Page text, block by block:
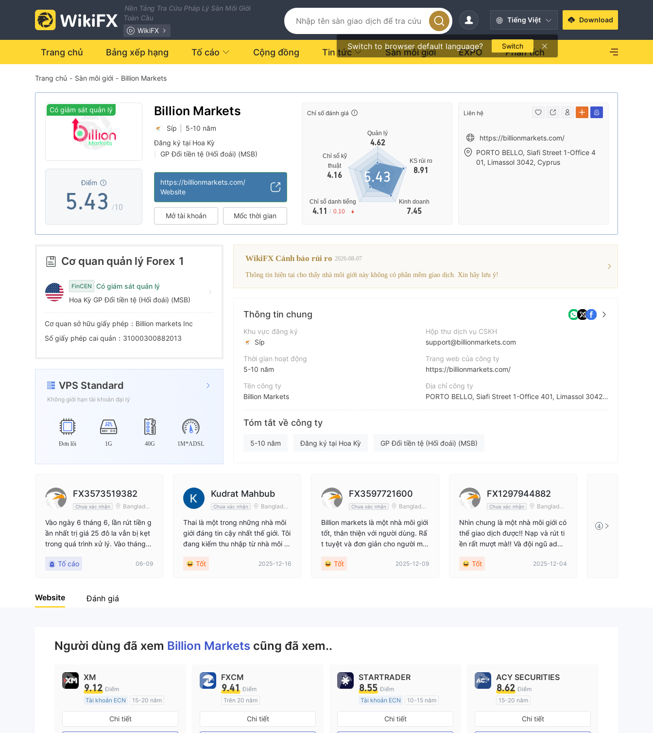
Nền Tảng Tra Cứu Pháp Lý Sàn Môi Giới
Toàn Cầu
WikiFX
Tiếng Việt
Switch to browser default language? Switch
Download
Trang chủ Bảng xếp hạng Tố cáo Cộng đồng Tin tức Sàn môi giới EXPO Phân tích
Trang chủ - Sàn môi giới - Billion Markets
Có giám sát quản lý
Điểm
0
1
2
3
4
5
6
7
8
9
.
0
1
2
3
4
5
6
7
8
9
0
1
2
3
4
5
6
7
8
9
/10
Billion Markets
Síp
5-10 năm
Đăng ký tại Hoa Kỳ
GP Đổi tiền tệ (Hối đoái) (MSB)
https://billionmarkets.com/
Website
Mở tài khoản Mốc thời gian
Chỉ số đánh giá
Quản lý
4.62
Chỉ số kỹ
thuật
4.16
Chỉ số danh tiếng
4.11 / 0.10
Kinh doanh
7.45
KS rủi ro
8.91
5.43
Liên hệ
https://billionmarkets.com/
PORTO BELLO, Siafi Street 1-Office 4
01, Limassol 3042, Cyprus
Cơ quan quản lý Forex 1
FinCEN
Có giám sát quản lý
Hoa Kỳ GP Đổi tiền tệ (Hối đoái) (MSB)
Cơ quan sở hữu giấy phép：Billion markets Inc
Số giấy phép cai quản：31000300882013
VPS Standard
Không giới hạn tài khoản đại lý
Đơn lõi 1G 40G 1M*ADSL
WikiFX Cảnh báo rủi ro 2026-08-07
Thông tin hiện tại cho thấy nhà môi giới này không có phần mềm giao dịch. Xin hãy lưu ý!
Thông tin chung
Khu vực đăng ký
Síp
Thời gian hoạt động
5-10 năm
Tên công ty
Billion Markets
Viết tắt
Billion Markets
Nhân viên doanh nghiệp
Hộp thư dịch vụ CSKH
support@billionmarkets.com
Trang web của công ty
https://billionmarkets.com/
Địa chỉ công ty
PORTO BELLO, Siafi Street 1-Office 401, Limassol 3042, Cyprus
Facebook
Tóm tắt về công ty
5-10 năm Đăng ký tại Hoa Kỳ GP Đổi tiền tệ (Hối đoái) (MSB)
FX3573519382
Chưa xác nhận
Banglades
Vào ngày 6 tháng 6, lần rút tiền g
ần nhất trị giá 25 đô la vẫn bị kẹt
trong quá trình xử lý. Vào tháng
hối mà không có lý do, và chỉ có
Tố cáo 06-09
Kudrat Mahbub
Chưa xác nhận
Banglades
Thai là một trong những nhà môi
giới đáng tin cậy nhất thế giới. Tôi
đang kiếm thu nhập từ nhà môi gi
thẳng hay phiền toái nào. Bạn có
Tốt 2025-12-16
FX3597721600
Chưa xác nhận
Banglades
Billion markets là một nhà môi giới
tốt, thân thiện với người dùng. Rấ
t tuyệt và đơn giản cho người mới
dịch cùng những người này.
Tốt 2025-12-09
FX1297944882
Chưa xác nhận
Banglades
Nhìn chung là một nhà môi giới có
thể giao dịch được!! Nạp và rút ti
ền rất mượt mà!! Và đội ngũ admi
Tốt
2025-12-04
4
Website Đánh giá
Người dùng đã xem Billion Markets cũng đã xem..
XM
9.12 Điểm
Tài khoản ECN
15-20 năm
Đăng ký tại Nước Úc
Chi tiết
FXCM
9.41 Điểm
Trên 20 năm
Đăng ký tại Nước Úc
Chi tiết
STARTRADER
8.55 Điểm
Tài khoản ECN
10-15 năm
Đăng ký tại Nước Úc
Chi tiết
ACY SECURITIES
8.62 Điểm
15-20 năm
Đăng ký tại Nước Úc
Chi tiết